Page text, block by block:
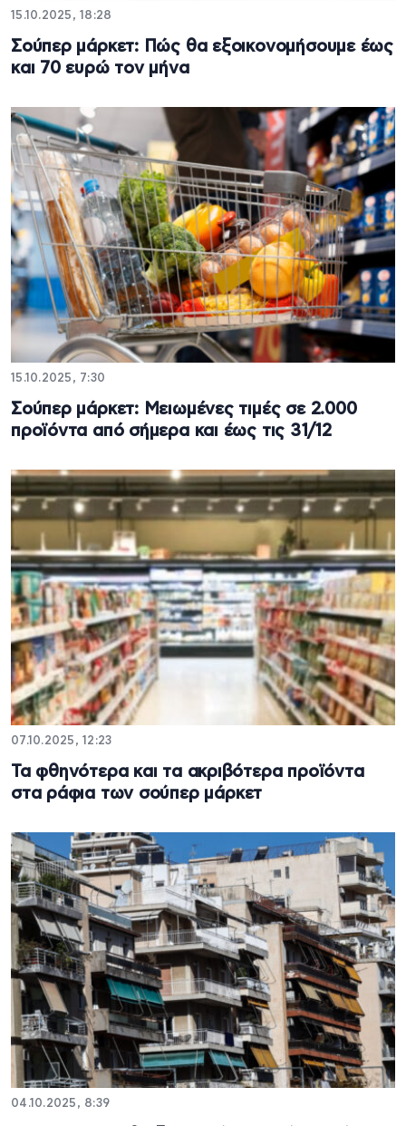
15.10.2025, 18:28
Σούπερ μάρκετ: Πώς θα εξοικονομήσουμε έως
και 70 ευρώ τον μήνα
15.10.2025, 7:30
Σούπερ μάρκετ: Μειωμένες τιμές σε 2.000
προϊόντα από σήμερα και έως τις 31/12
07.10.2025, 12:23
Τα φθηνότερα και τα ακριβότερα προϊόντα
στα ράφια των σούπερ μάρκετ
04.10.2025, 8:39